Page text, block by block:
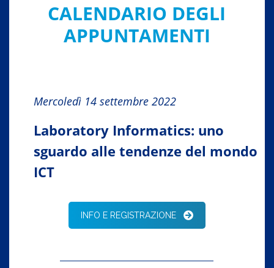
CALENDARIO DEGLI
APPUNTAMENTI
Mercoledì 14 settembre 2022
Laboratory Informatics: uno
sguardo alle tendenze del mondo
ICT
INFO E REGISTRAZIONE